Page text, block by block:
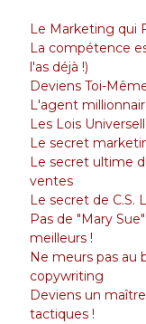
Le Marketing qui
La compétence
l'as déjà !)
Deviens Toi-
L'agent
Les Lois
Le secret
Le secret ultime
ventes
Le secret de C.S.
Pas de "Mary
meilleurs !
Ne meurs pas au
copywriting
Deviens un
tactiques !